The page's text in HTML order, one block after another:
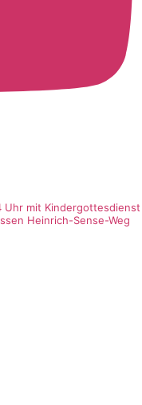
Uhr mit Kindergottesdienst
Heinrich-Sense-Weg